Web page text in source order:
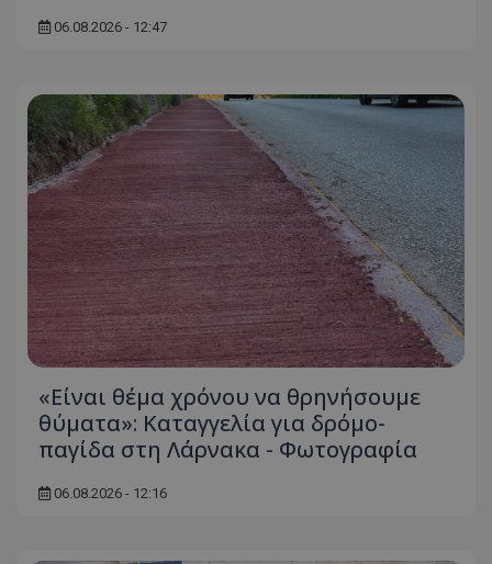
06.08.2026 - 12:47
«Είναι θέμα χρόνου να θρηνήσουμε
θύματα»: Καταγγελία για δρόμο-
παγίδα στη Λάρνακα - Φωτογραφία
06.08.2026 - 12:16